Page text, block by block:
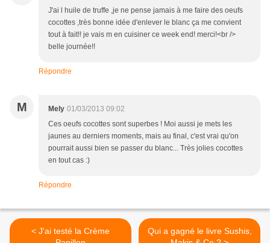
J'ai l huile de truffe ,je ne pense jamais à me faire des oeufs
cocottes ,très bonne idée d'enlever le blanc ça me convient
tout à fait!! je vais m en cuisiner ce week end! merci!<br />
belle journée!!
Répondre
M Mely 01/03/2013 09:02
Ces oeufs cocottes sont superbes ! Moi aussi je mets les
jaunes au derniers moments, mais au final, c'est vrai qu'on
pourrait aussi bien se passer du blanc... Très jolies cocottes
en tout cas :)
Répondre
< J'ai testé la Crème
Qui a gagné le livre Sushis,